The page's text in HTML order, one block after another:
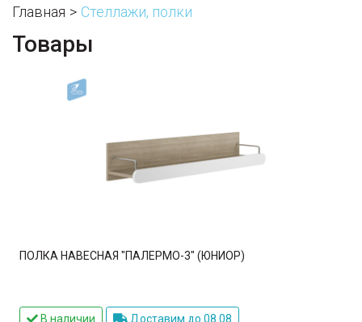
Главная Стеллажи, полки
Товары
ПОЛКА НАВЕСНАЯ "ПАЛЕРМО-3" (ЮНИОР)
В наличии
Доставим до 08.08